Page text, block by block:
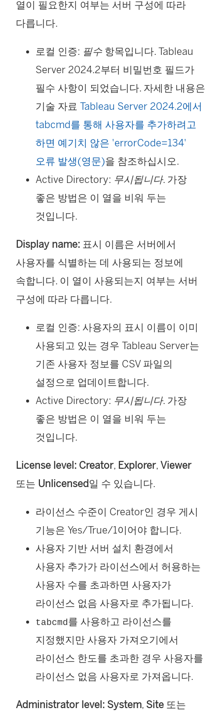
열이 필요한지 여부는 서버 구성에 따라
다릅니다.
로컬 인증: 필수항목입니다. Tableau
Server 2024.2부터 비밀번호 필드가
필수 사항이 되었습니다. 자세한 내용은
기술 자료 Tableau Server 2024.2에서
tabcmd를 통해 사용자를 추가하려고
하면 예기치 않은 'errorCode=134'
오류 발생(영문)을 참조하십시오.
Active Directory: 무시됩니다. 가장
좋은 방법은 이 열을 비워 두는
것입니다.
Display name: 표시 이름은 서버에서
사용자를 식별하는 데 사용되는 정보에
속합니다. 이 열이 사용되는지 여부는 서버
구성에 따라 다릅니다.
로컬 인증: 사용자의 표시 이름이 이미
사용되고 있는 경우 Tableau Server는
기존 사용자 정보를 CSV 파일의
설정으로 업데이트합니다.
Active Directory: 무시됩니다. 가장
좋은 방법은 이 열을 비워 두는
것입니다.
License level: Creator, Explorer, Viewer
또는 Unlicensed일 수 있습니다.
라이선스 수준이 Creator인 경우 게시
기능은 Yes/True/1이어야 합니다.
사용자 기반 서버 설치 환경에서
사용자 추가가 라이선스에서 허용하는
사용자 수를 초과하면 사용자가
라이선스 없음 사용자로 추가됩니다.
tabcmd를 사용하고 라이선스를
지정했지만 사용자 가져오기에서
라이선스 한도를 초과한 경우 사용자를
라이선스 없음 사용자로 가져옵니다.
Administrator level: System, Site 또는